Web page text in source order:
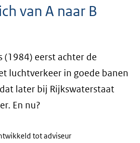
van A naar B
(1984) eerst achter de
luchtverkeer in goede banen
later bij Rijkswaterstaat
En nu?
tot adviseur